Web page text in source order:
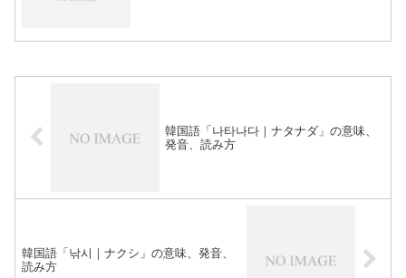
韓国語「나타나다｜ナタナダ」の意味、
発音、読み方
韓国語「낚시｜ナクシ」の意味、発音、
読み方